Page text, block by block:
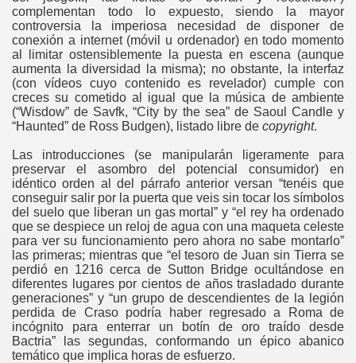
complementan todo lo expuesto, siendo la mayor
controversia la imperiosa necesidad de disponer de
conexión a internet (móvil u ordenador) en todo momento
al limitar ostensiblemente la puesta en escena (aunque
aumenta la diversidad la misma); no obstante, la interfaz
(con vídeos cuyo contenido es revelador) cumple con
creces su cometido al igual que la música de ambiente
(“Wisdow” de Savfk, “City by the sea” de Saoul Candle y
“Haunted” de Ross Budgen), listado libre de copyright.
Las introducciones (se manipularán ligeramente para
preservar el asombro del potencial consumidor) en
idéntico orden al del párrafo anterior versan “tenéis que
conseguir salir por la puerta que veis sin tocar los símbolos
del suelo que liberan un gas mortal” y “el rey ha ordenado
que se despiece un reloj de agua con una maqueta celeste
para ver su funcionamiento pero ahora no sabe montarlo”
las primeras; mientras que “el tesoro de Juan sin Tierra se
perdió en 1216 cerca de Sutton Bridge ocultándose en
diferentes lugares por cientos de años trasladado durante
generaciones” y “un grupo de descendientes de la legión
perdida de Craso podría haber regresado a Roma de
incógnito para enterrar un botín de oro traído desde
Bactria” las segundas, conformando un épico abanico
temático que implica horas de esfuerzo.